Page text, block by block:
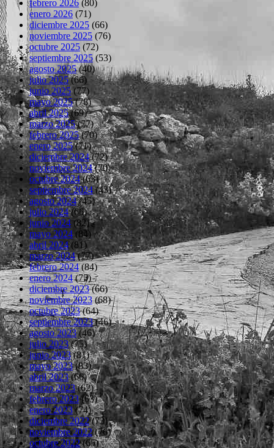
febrero 2026 (80)
enero 2026 (71)
diciembre 2025 (66)
noviembre 2025 (76)
octubre 2025 (72)
septiembre 2025 (53)
agosto 2025(40)
julio 2025(66)
junio 2025(77)
mayo 2025(78)
abril 2025(69)
marzo 2025(77)
febrero 2025(70)
enero 2025(71)
diciembre 2024(72)
noviembre 2024(70)
octubre 2024(63)
septiembre 2024(43)
agosto 2024(45)
julio 2024(66)
junio 2024 (82)
mayo 2024 (84)
abril 2024(81)
marzo 2024(77)
febrero 2024(84)
enero 2024(75)
diciembre 2023(66)
noviembre 2023(68)
octubre 2023(64)
septiembre 2023(46)
agosto 2023(46)
julio 2023(75)
junio 2023(81)
mayo 2023(83)
abril 2023(66)
marzo 2023(62)
febrero 2023(63)
enero 2023(74)
diciembre 2022(73)
noviembre 2022(76)
octubre 2022(65)